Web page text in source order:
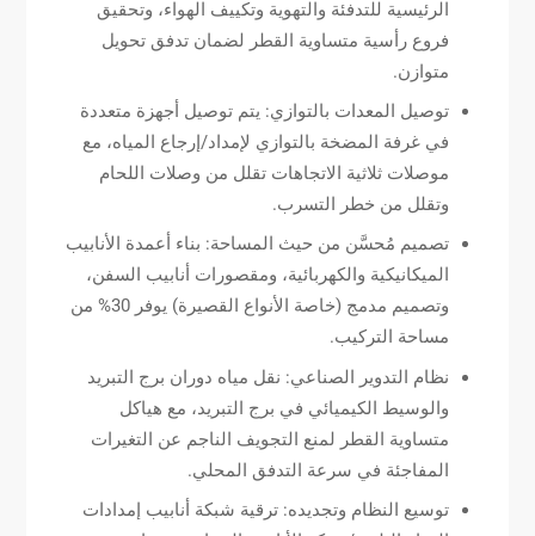
الرئيسية للتدفئة والتهوية وتكييف الهواء، وتحقيق
فروع رأسية متساوية القطر لضمان تدفق تحويل
متوازن.
توصيل المعدات بالتوازي: يتم توصيل أجهزة متعددة
في غرفة المضخة بالتوازي لإمداد/إرجاع المياه، مع
موصلات ثلاثية الاتجاهات تقلل من وصلات اللحام
وتقلل من خطر التسرب.
تصميم مُحسَّن من حيث المساحة: بناء أعمدة الأنابيب
الميكانيكية والكهربائية، ومقصورات أنابيب السفن،
وتصميم مدمج (خاصة الأنواع القصيرة) يوفر 30% من
مساحة التركيب.
نظام التدوير الصناعي: نقل مياه دوران برج التبريد
والوسيط الكيميائي في برج التبريد، مع هياكل
متساوية القطر لمنع التجويف الناجم عن التغيرات
المفاجئة في سرعة التدفق المحلي.
توسيع النظام وتجديده: ترقية شبكة أنابيب إمدادات